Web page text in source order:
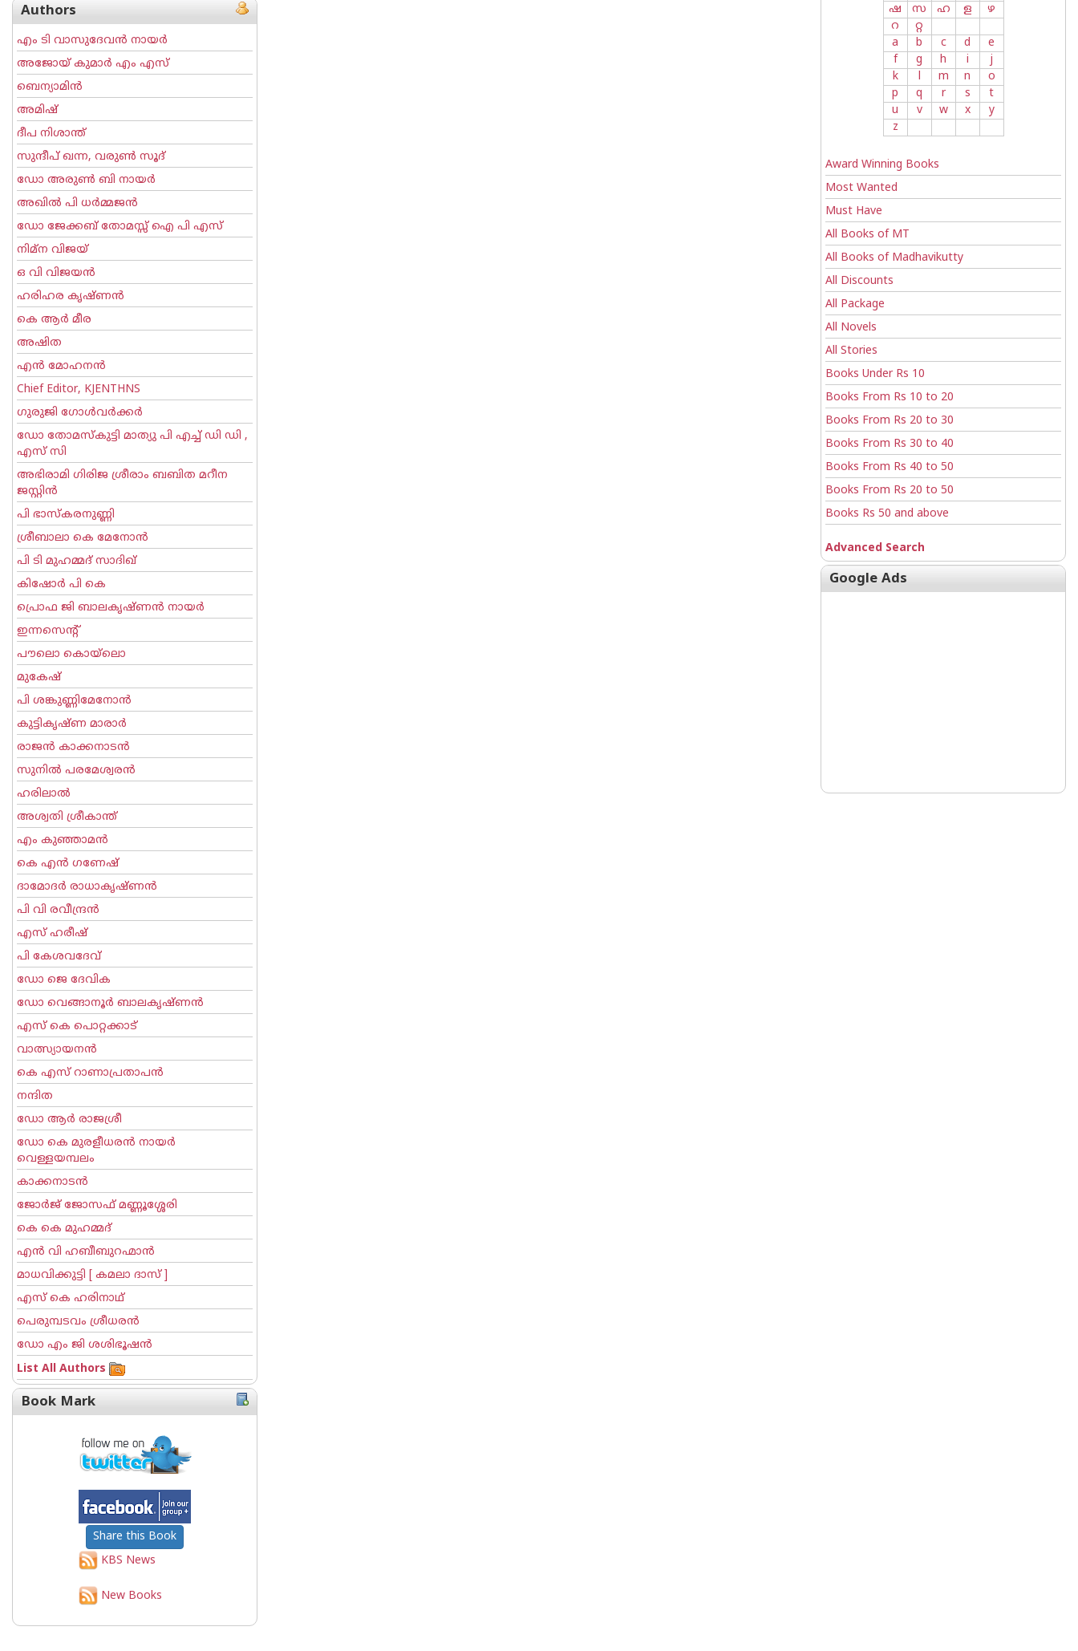
Authors
എം ടി വാസുദേവന്‍ നായര്‍
അജോയ് കുമാര്‍ എം എസ്
ബെന്യാമിന്‍
അമിഷ്
ദീപ നിശാന്ത്
സുന്ദീപ് ഖന്ന, വരുൺ സൂദ്
ഡോ അരുണ്‍ ബി നായര്‍
അഖില്‍ പി ധര്‍മ്മജന്‍
ഡോ ജേക്കബ് തോമസ്സ് ഐ പി എസ്
നിമ്ന വിജയ്
ഒ വി വിജയന്‍
ഹരിഹര കൃഷ്ണൻ
കെ ആര്‍ മീര
അഷിത
എന്‍ മോഹനന്‍
Chief Editor, KJENTHNS
ഗുരുജി ഗോള്‍‌വര്‍ക്കര്‍
ഡോ തോമസ്കുട്ടി മാത്യു പി എച്ച് ഡി ഡി ,
എസ് സി
അഭിരാമി ഗിരിജ ശ്രീരാം ബബിത മറീന
ജസ്റ്റിന്‍
പി ഭാസ്കരനുണ്ണി
ശ്രീബാലാ കെ മേനോന്‍
പി ടി മുഹമ്മദ് സാദിഖ്‌
കിഷോർ പി കെ
പ്രൊഫ ജി ബാലകൃഷ്ണന്‍ നായര്‍
ഇന്നസെന്റ്‌
പൗലൊ കൊയ്ലൊ
മുകേഷ്
പി ശങ്കുണ്ണിമേനോന്‍
കുട്ടികൃഷ്ണ മാരാര്‍
രാജന്‍ കാക്കനാടന്‍
സുനില്‍ പരമേശ്വരന്‍
ഹരിലാല്‍
അശ്വതി ശ്രീകാന്ത്
എം കുഞ്ഞാമന്‍
കെ എന്‍ ഗണേഷ്
ദാമോദർ രാധാകൃഷ്ണൻ
പി വി രവീന്ദ്രന്‍
എസ് ഹരീഷ്
പി കേശവദേവ്‌
ഡോ ജെ ദേവിക
ഡോ വെങ്ങാനൂര്‍ ബാലകൃഷ്ണന്‍
എസ്‌ കെ പൊറ്റക്കാട്‌
വാത്സ്യായനന്‍
കെ എസ് റാണാപ്രതാപന്‍
നന്ദിത
ഡോ ആര്‍ രാജശ്രീ
ഡോ കെ മുരളീധരന്‍ നായര്‍
വെള്ളയമ്പലം
കാക്കനാടന്‍
ജോര്‍ജ് ജോസഫ് മണ്ണൂശ്ശേരി
കെ കെ മുഹമ്മദ്
എന്‍ വി ഹബീബുറഹ്മാന്‍
മാധവിക്കുട്ടി [ കമലാ ദാസ് ]
എസ് കെ ഹരിനാഥ്
പെരുമ്പടവം ശ്രീധര‌ന്‍
ഡോ എം ജി ശശിഭൂഷന്‍
List All Authors
Book Mark
Share this Book
KBS News
New Books
ഷ
സ ഹ ള
ഴ
റ
റ്റ
a
b c d
e
f
g h i
j
k
l m n
o
p
q r s
t
u
v w x
y
z
Award Winning Books
Most Wanted
Must Have
All Books of MT
All Books of Madhavikutty
All Discounts
All Package
All Novels
All Stories
Books Under Rs 10
Books From Rs 10 to 20
Books From Rs 20 to 30
Books From Rs 30 to 40
Books From Rs 40 to 50
Books From Rs 20 to 50
Books Rs 50 and above
Advanced Search
Google Ads